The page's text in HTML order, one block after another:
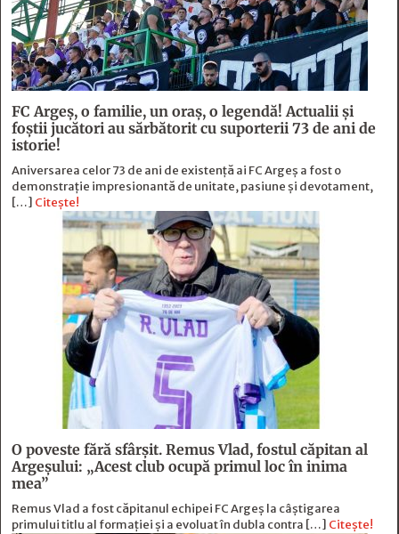
FC Argeş, o familie, un oraș, o legendă! Actualii şi
foştii jucători au sărbătorit cu suporterii 73 de ani de
istorie!
Aniversarea celor 73 de ani de existență ai FC Argeș a fost o
demonstrație impresionantă de unitate, pasiune și devotament,
[…] Citește!
O poveste fără sfârşit. Remus Vlad, fostul căpitan al
Argeşului: „Acest club ocupă primul loc în inima
mea”
Remus Vlad a fost căpitanul echipei FC Argeș la câștigarea
primului titlu al formației și a evoluat în dubla contra […] Citește!